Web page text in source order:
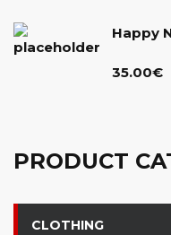
Happy
35.00€
PRODUCT
CLOTHING